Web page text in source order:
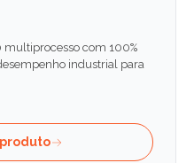
com 100%
industrial para